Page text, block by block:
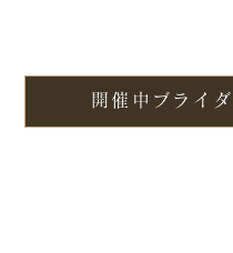
開催中ブライ